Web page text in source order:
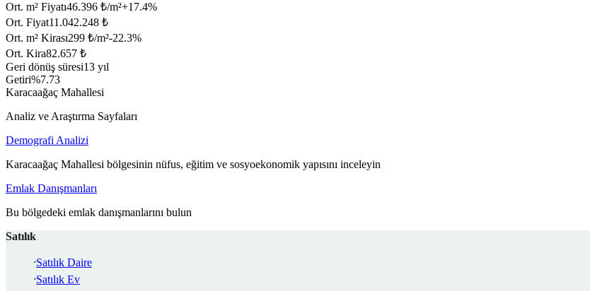
Ort. m² Fiyatı46.396 ₺/m²+17.4%
Ort. Fiyat11.042.248 ₺
Ort. m² Kirası299 ₺/m²-22.3%
Ort. Kira82.657 ₺
Geri dönüş süresi13 yıl
Getiri%7.73
Karacaağaç Mahallesi
Analiz ve Araştırma Sayfaları
Demografi Analizi
Karacaağaç Mahallesi bölgesinin nüfus, eğitim ve sosyoekonomik yapısını inceleyin
Emlak Danışmanları
Bu bölgedeki emlak danışmanlarını bulun
Satılık
Satılık Daire
Satılık Ev